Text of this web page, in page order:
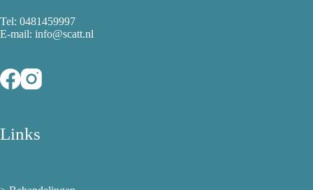
Tel: 0481459997
E-mail: info@scatt.nl
Links